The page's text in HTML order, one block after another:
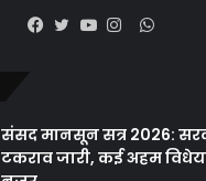
संसद मानसून सत्र 2026:
टकराव जारी, कई अहम